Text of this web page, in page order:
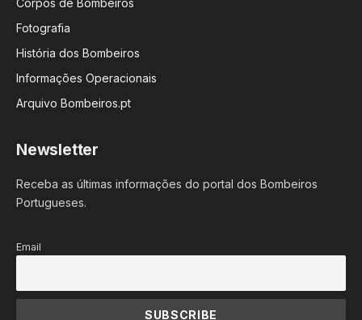
Fotografia
História dos Bombeiros
Informações Operacionais
Arquivo Bombeiros.pt
Newsletter
Receba as últimas informações do portal dos Bombeiros
Portugueses.
Email